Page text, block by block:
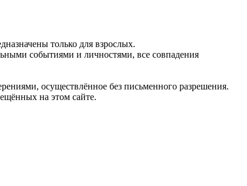
только для взрослых.
событиями и личностями, все совпадения
осуществлённое без письменного разрешения.
на этом сайте.